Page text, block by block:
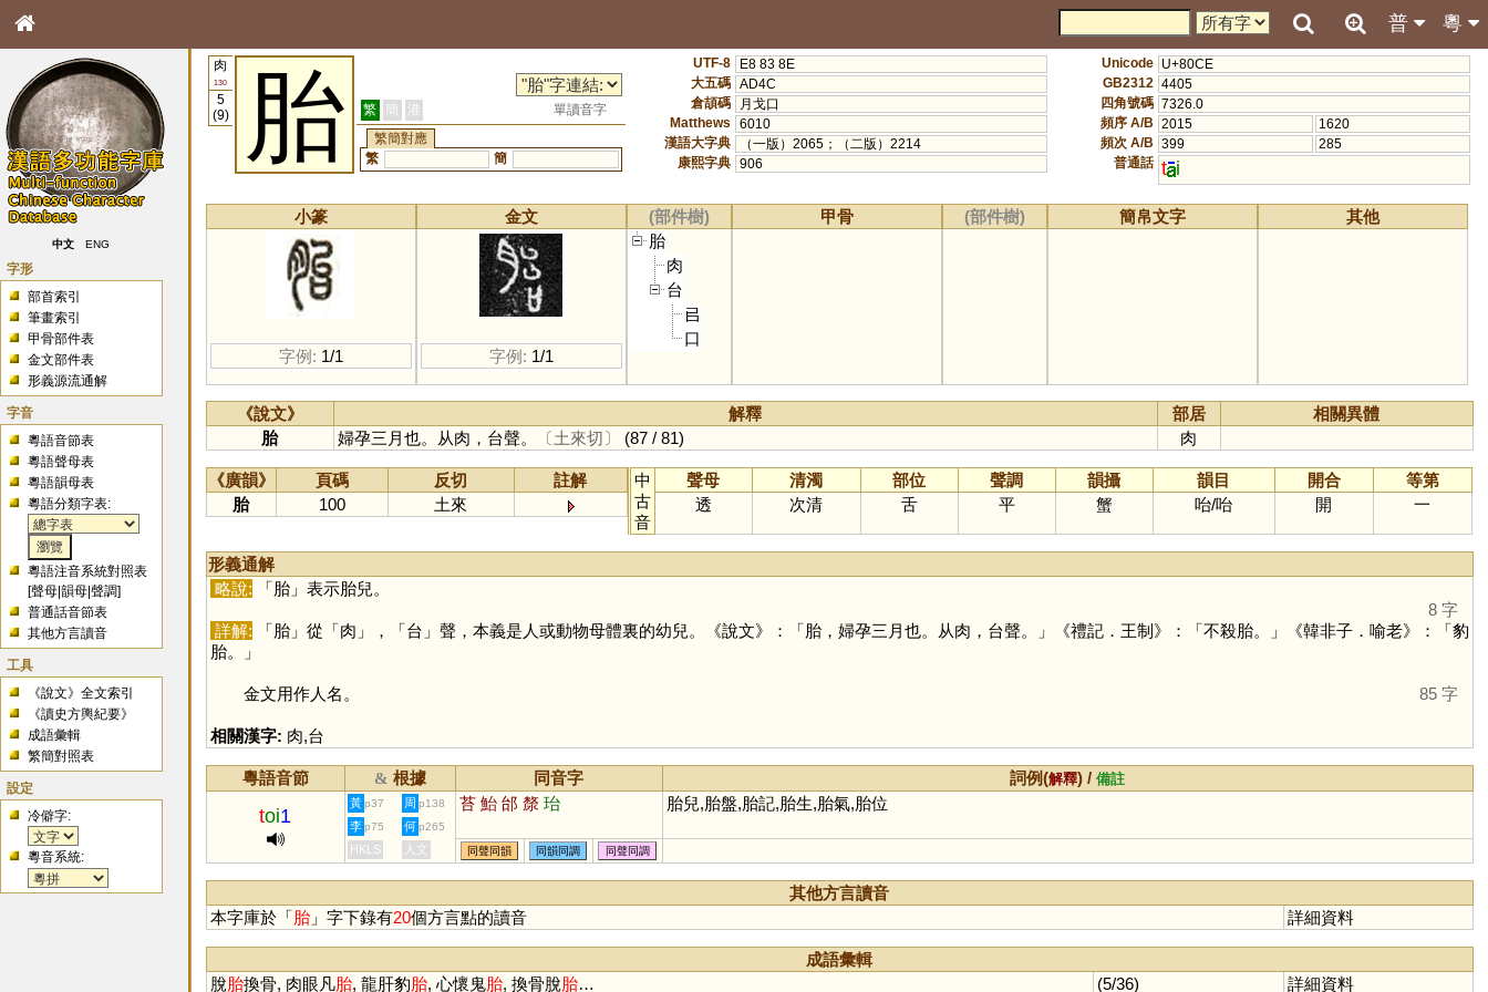
粵
普
中文 ENG
字形
部首索引
筆畫索引
甲骨部件表
金文部件表
形義源流通解
字音
粵語音節表
粵語聲母表
粵語韻母表
粵語分類字表:
粵語注音系統對照表
[聲母 |韻母 |聲調]
普通話音節表
其他方言讀音
工具
《說文》全文索引
《讀史方輿紀要》
成語彙輯
繁簡對照表
設定
冷僻字:
粵音系統:
肉
130
5
(9)
胎 繁 簡 港
單讀音字
繁簡對應
繁
簡
UTF-8
E8 83 8E
大五碼 AD4C
倉頡碼
月戈口
Matthews
6010
漢語大字典
（一版）2065；（二版）2214
康熙字典 906
Unicode U+80CE
GB2312 4405
四角號碼 7326.0
頻序 A/B 2015
1620
頻次 A/B 399
285
普通話 t i
小篆
字例: 1/1
金文
字例: 1/1
(部件樹)
胎
肉
台
㠯
口
甲骨 (部件樹) 簡帛文字 其他
《說文》 解釋 部居
相關異體
胎
婦孕三月也。从肉，台聲。 〔土來切〕 (87 / 81) 肉
《廣韻》 頁碼 反切
註解
胎
100 土來
中
古
音
聲母 清濁 部位 聲調 韻攝 韻目 開合
等第
透
次清 舌 平 蟹 咍/咍 開 一
形義通解
略說: 「胎」表示胎兒。
8 字
詳解: 「胎」從「肉 」，「台 」聲，本義是人或動物母體裏的幼兒。《說文》：「胎，婦孕三月也。从肉，台聲。」《禮記．王制》：「不殺胎。」《韓非子．喻老》：「豹
胎。」
金文用作人名。 85 字
相關漢字: 肉,台
粵語音節 & 根據 同音字 詞例(解釋) /備註
toi1
黃 p37 周 p138 苔 鮐 邰 漦 珆 胎兒,胎盤,胎記,胎生,胎氣,胎位
李 p75 何 p265
HKLS 人文 同聲同韻 同韻同調 同聲同調
其他方言讀音
本字庫於「胎」字下錄有20個方言點的讀音 詳細資料
成語彙輯
脫胎換骨, 肉眼凡胎, 龍肝豹胎, 心懷鬼胎, 換骨脫胎… (5/36) 詳細資料